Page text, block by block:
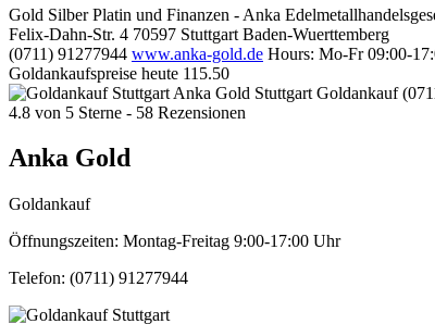
Gold Silber Platin und Finanzen - Anka
Felix-Dahn-Str. 4 70597 Stuttgart Baden-Wuerttemberg
(0711) 91277944 www.anka-gold.de Hours: Mo-Fr 09:00-
Goldankaufspreise heute 115.50
Anka Gold Stuttgart Goldankauf
4.8 von 5 Sterne - 58 Rezensionen
Anka Gold
Goldankauf
Öffnungszeiten: Montag-Freitag 9:00-17:00 Uhr
Telefon: (0711) 91277944